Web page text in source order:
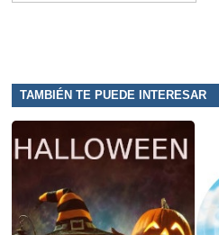
TAMBIÉN TE PUEDE INTERESAR